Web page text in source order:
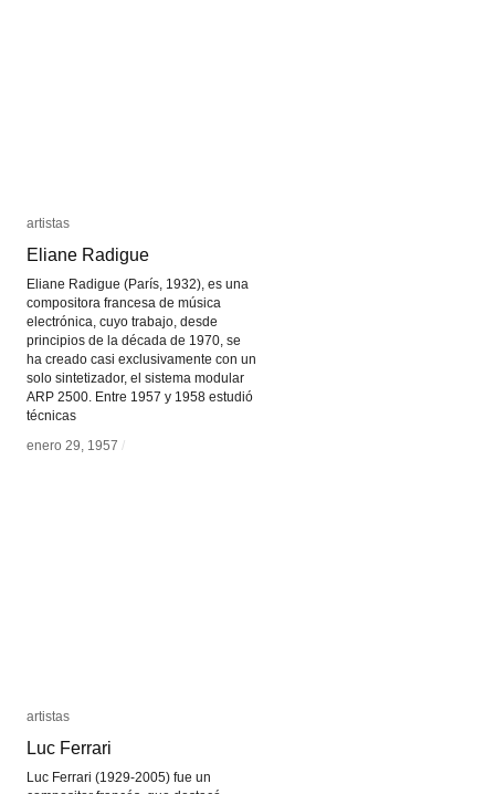
artistas
Eliane Radigue
Eliane Radigue (París, 1932), es una
compositora francesa de música
electrónica, cuyo trabajo, desde
principios de la década de 1970, se
ha creado casi exclusivamente con un
solo sintetizador, el sistema modular
ARP 2500. Entre 1957 y 1958 estudió
técnicas
enero 29, 1957 /
artistas
Eliane Radigue
enero 29, 1957 /
artistas
Luc Ferrari
Luc Ferrari (1929-2005) fue un
artistas
Luc Ferrari